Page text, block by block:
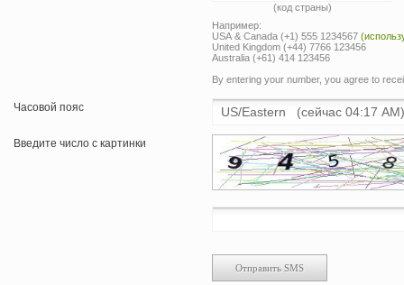
(код страны)
Например:
USA & Canada (+1) 555 1234567
United Kingdom (+44) 7766 123456
Australia (+61) 414 123456
By entering your number, you agree to
Часовой пояс
Введите число с картинки